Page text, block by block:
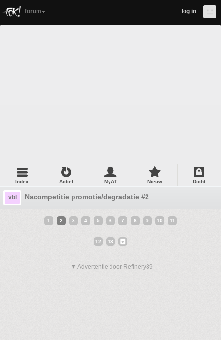
forum log in
Index Actief MyAT Nieuw Dicht
vbl Nacompetitie promotie/degradatie #2
1 2 3 4 5 6 7 8 9 10 11
12 13
▼ Advertentie door Refinery89